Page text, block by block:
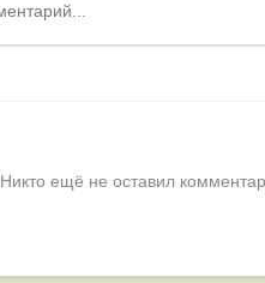
Никто ещё не оставил